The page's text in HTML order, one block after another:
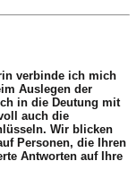
verbinde ich mich
Auslegen der
in die Deutung mit
auch die
Wir blicken
Personen, die Ihren
Antworten auf Ihre